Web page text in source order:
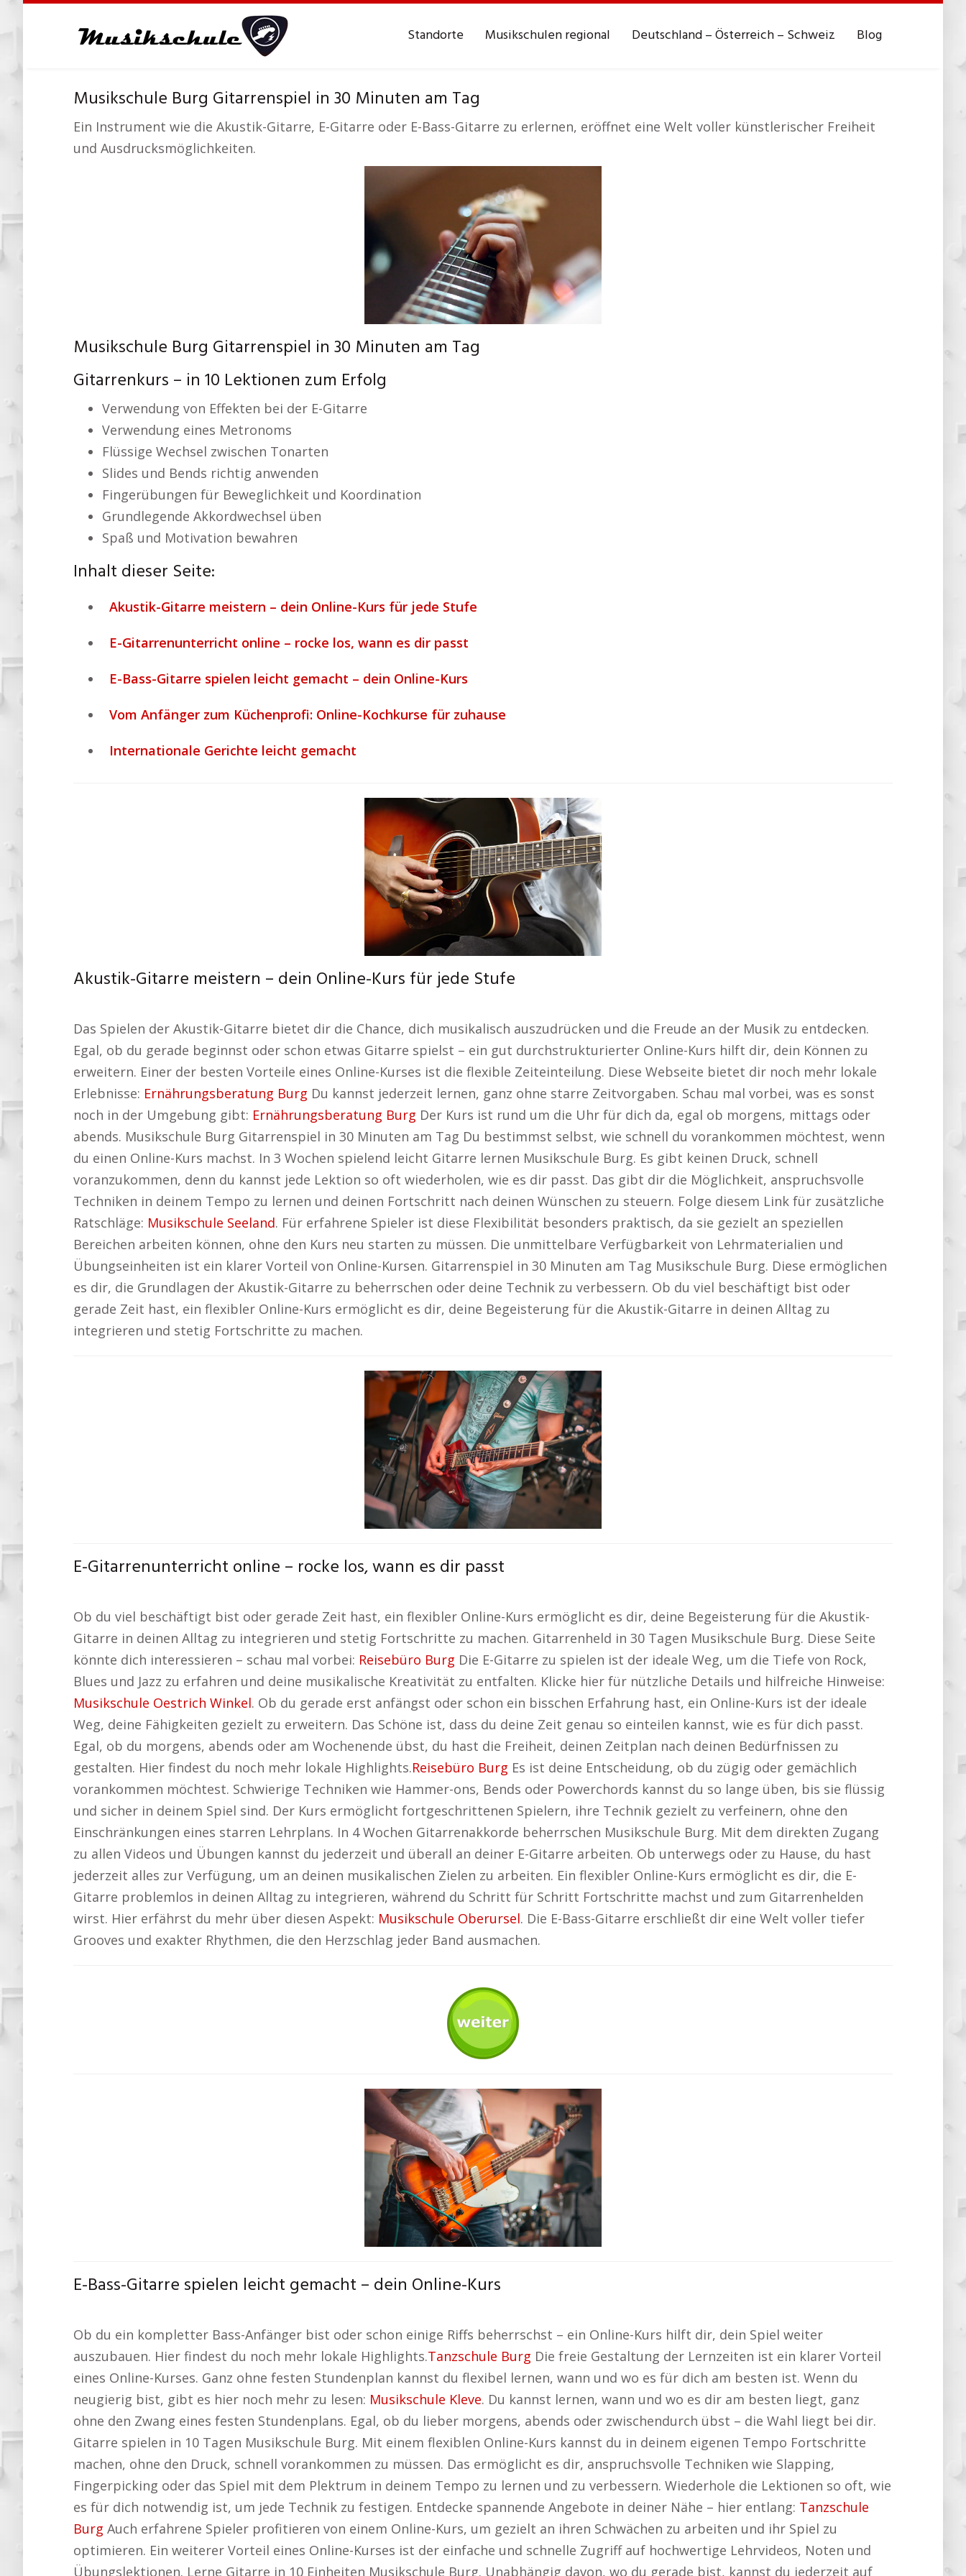
Standorte Musikschulen regional Deutschland – Österreich – Schweiz Blog
Musikschule Burg Gitarrenspiel in 30 Minuten am Tag
Ein Instrument wie die Akustik-Gitarre, E-Gitarre oder E-Bass-Gitarre zu erlernen, eröffnet eine Welt voller künstlerischer Freiheit
und Ausdrucksmöglichkeiten.
Musikschule Burg Gitarrenspiel in 30 Minuten am Tag
Gitarrenkurs – in 10 Lektionen zum Erfolg
Verwendung von Effekten bei der E-Gitarre
Verwendung eines Metronoms
Flüssige Wechsel zwischen Tonarten
Slides und Bends richtig anwenden
Fingerübungen für Beweglichkeit und Koordination
Grundlegende Akkordwechsel üben
Spaß und Motivation bewahren
Inhalt dieser Seite:
Akustik-Gitarre meistern – dein Online-Kurs für jede Stufe
E-Gitarrenunterricht online – rocke los, wann es dir passt
E-Bass-Gitarre spielen leicht gemacht – dein Online-Kurs
Vom Anfänger zum Küchenprofi: Online-Kochkurse für zuhause
Internationale Gerichte leicht gemacht
Akustik-Gitarre meistern – dein Online-Kurs für jede Stufe
Das Spielen der Akustik-Gitarre bietet dir die Chance, dich musikalisch auszudrücken und die Freude an der Musik zu entdecken.
Egal, ob du gerade beginnst oder schon etwas Gitarre spielst – ein gut durchstrukturierter Online-Kurs hilft dir, dein Können zu
erweitern. Einer der besten Vorteile eines Online-Kurses ist die flexible Zeiteinteilung. Diese Webseite bietet dir noch mehr lokale
Erlebnisse: Ernährungsberatung Burg Du kannst jederzeit lernen, ganz ohne starre Zeitvorgaben. Schau mal vorbei, was es sonst
noch in der Umgebung gibt: Ernährungsberatung Burg Der Kurs ist rund um die Uhr für dich da, egal ob morgens, mittags oder
abends. Musikschule Burg Gitarrenspiel in 30 Minuten am Tag Du bestimmst selbst, wie schnell du vorankommen möchtest, wenn
du einen Online-Kurs machst. In 3 Wochen spielend leicht Gitarre lernen Musikschule Burg. Es gibt keinen Druck, schnell
voranzukommen, denn du kannst jede Lektion so oft wiederholen, wie es dir passt. Das gibt dir die Möglichkeit, anspruchsvolle
Techniken in deinem Tempo zu lernen und deinen Fortschritt nach deinen Wünschen zu steuern. Folge diesem Link für zusätzliche
Ratschläge: Musikschule Seeland. Für erfahrene Spieler ist diese Flexibilität besonders praktisch, da sie gezielt an speziellen
Bereichen arbeiten können, ohne den Kurs neu starten zu müssen. Die unmittelbare Verfügbarkeit von Lehrmaterialien und
Übungseinheiten ist ein klarer Vorteil von Online-Kursen. Gitarrenspiel in 30 Minuten am Tag Musikschule Burg. Diese ermöglichen
es dir, die Grundlagen der Akustik-Gitarre zu beherrschen oder deine Technik zu verbessern. Ob du viel beschäftigt bist oder
gerade Zeit hast, ein flexibler Online-Kurs ermöglicht es dir, deine Begeisterung für die Akustik-Gitarre in deinen Alltag zu
integrieren und stetig Fortschritte zu machen.
E-Gitarrenunterricht online – rocke los, wann es dir passt
Ob du viel beschäftigt bist oder gerade Zeit hast, ein flexibler Online-Kurs ermöglicht es dir, deine Begeisterung für die Akustik-
Gitarre in deinen Alltag zu integrieren und stetig Fortschritte zu machen. Gitarrenheld in 30 Tagen Musikschule Burg. Diese Seite
könnte dich interessieren – schau mal vorbei: Reisebüro Burg Die E-Gitarre zu spielen ist der ideale Weg, um die Tiefe von Rock,
Blues und Jazz zu erfahren und deine musikalische Kreativität zu entfalten. Klicke hier für nützliche Details und hilfreiche Hinweise:
Musikschule Oestrich Winkel. Ob du gerade erst anfängst oder schon ein bisschen Erfahrung hast, ein Online-Kurs ist der ideale
Weg, deine Fähigkeiten gezielt zu erweitern. Das Schöne ist, dass du deine Zeit genau so einteilen kannst, wie es für dich passt.
Egal, ob du morgens, abends oder am Wochenende übst, du hast die Freiheit, deinen Zeitplan nach deinen Bedürfnissen zu
gestalten. Hier findest du noch mehr lokale Highlights.Reisebüro Burg Es ist deine Entscheidung, ob du zügig oder gemächlich
vorankommen möchtest. Schwierige Techniken wie Hammer-ons, Bends oder Powerchords kannst du so lange üben, bis sie flüssig
und sicher in deinem Spiel sind. Der Kurs ermöglicht fortgeschrittenen Spielern, ihre Technik gezielt zu verfeinern, ohne den
Einschränkungen eines starren Lehrplans. In 4 Wochen Gitarrenakkorde beherrschen Musikschule Burg. Mit dem direkten Zugang
zu allen Videos und Übungen kannst du jederzeit und überall an deiner E-Gitarre arbeiten. Ob unterwegs oder zu Hause, du hast
jederzeit alles zur Verfügung, um an deinen musikalischen Zielen zu arbeiten. Ein flexibler Online-Kurs ermöglicht es dir, die E-
Gitarre problemlos in deinen Alltag zu integrieren, während du Schritt für Schritt Fortschritte machst und zum Gitarrenhelden
wirst. Hier erfährst du mehr über diesen Aspekt: Musikschule Oberursel. Die E-Bass-Gitarre erschließt dir eine Welt voller tiefer
Grooves und exakter Rhythmen, die den Herzschlag jeder Band ausmachen.
E-Bass-Gitarre spielen leicht gemacht – dein Online-Kurs
Ob du ein kompletter Bass-Anfänger bist oder schon einige Riffs beherrschst – ein Online-Kurs hilft dir, dein Spiel weiter
auszubauen. Hier findest du noch mehr lokale Highlights.Tanzschule Burg Die freie Gestaltung der Lernzeiten ist ein klarer Vorteil
eines Online-Kurses. Ganz ohne festen Stundenplan kannst du flexibel lernen, wann und wo es für dich am besten ist. Wenn du
neugierig bist, gibt es hier noch mehr zu lesen: Musikschule Kleve. Du kannst lernen, wann und wo es dir am besten liegt, ganz
ohne den Zwang eines festen Stundenplans. Egal, ob du lieber morgens, abends oder zwischendurch übst – die Wahl liegt bei dir.
Gitarre spielen in 10 Tagen Musikschule Burg. Mit einem flexiblen Online-Kurs kannst du in deinem eigenen Tempo Fortschritte
machen, ohne den Druck, schnell vorankommen zu müssen. Das ermöglicht es dir, anspruchsvolle Techniken wie Slapping,
Fingerpicking oder das Spiel mit dem Plektrum in deinem Tempo zu lernen und zu verbessern. Wiederhole die Lektionen so oft, wie
es für dich notwendig ist, um jede Technik zu festigen. Entdecke spannende Angebote in deiner Nähe – hier entlang: Tanzschule
Burg Auch erfahrene Spieler profitieren von einem Online-Kurs, um gezielt an ihren Schwächen zu arbeiten und ihr Spiel zu
optimieren. Ein weiterer Vorteil eines Online-Kurses ist der einfache und schnelle Zugriff auf hochwertige Lehrvideos, Noten und
Übungslektionen. Lerne Gitarre in 10 Einheiten Musikschule Burg. Unabhängig davon, wo du gerade bist, kannst du jederzeit auf